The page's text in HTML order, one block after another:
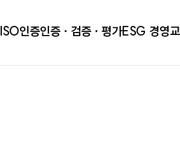
ISO인증인증ㆍ검증ㆍ평가ESG 경영